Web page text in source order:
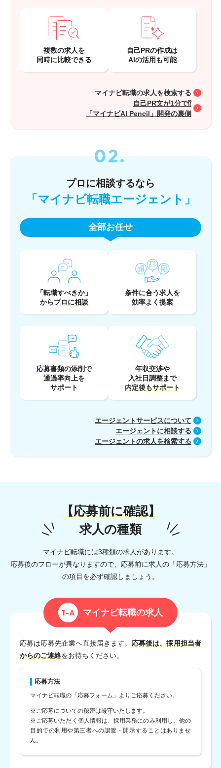
複数の求人を
同時に比較できる
自己PRの作成は
AIの活用も可能
マイナビ転職の求人を検索する
自己PR文が1分で⁉
「マイナビAI Pencil」開発の裏側
プロに相談するなら
「マイナビ転職エージェント」
全部お任せ
「転職すべきか」
からプロに相談
条件に合う求人を
効率よく提案
応募書類の添削で
通過率向上を
サポート
年収交渉や
入社日調整まで
内定後もサポート
エージェントサービスについて
エージェントに相談する
エージェントの求人を検索する
【応募前に確認】
求人の種類
マイナビ転職には3種類の求人があります。
応募後のフローが異なりますので、応募前に求人の「応募方法」
の項目を必ず確認しましょう。
1-A マイナビ転職の求人
応募は応募先企業へ直接届きます。 応募後は、採用担当者
からのご連絡をお待ちください。
応募方法
マイナビ転職の「応募フォーム」よりご応募ください。
※ご応募についての秘密は厳守いたします。
※ご応募いただく個人情報は、採用業務にのみ利用し、他の
目的での利用や第三者への譲渡・開示することはありませ
ん。